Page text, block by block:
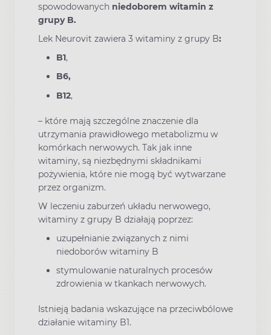
spowodowanych niedoborem witamin z
grupy B.
Lek Neurovit zawiera 3 witaminy z grupy B:
B1,
B6,
B12,
– które mają szczególne znaczenie dla
utrzymania prawidłowego metabolizmu w
komórkach nerwowych. Tak jak inne
witaminy, są niezbędnymi składnikami
pożywienia, które nie mogą być wytwarzane
przez organizm.
W leczeniu zaburzeń układu nerwowego,
witaminy z grupy B działają poprzez:
uzupełnianie związanych z nimi
niedoborów witaminy B
stymulowanie naturalnych procesów
zdrowienia w tkankach nerwowych.
Istnieją badania wskazujące na przeciwbólowe
działanie witaminy B1.